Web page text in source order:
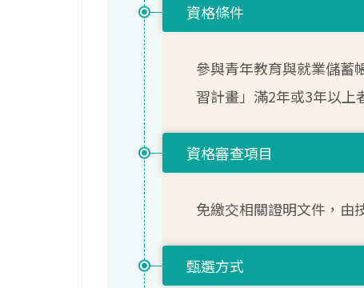
資格條件
參與青年教育與就業儲蓄
習計畫」滿2年或3年以上
資格審查項目
免繳交相關證明文件，由
甄選方式